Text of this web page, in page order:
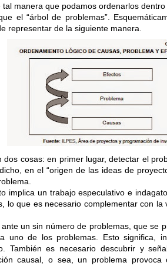
manera que podamos ordenarlos
el “árbol de problemas”.
representar de la siguiente manera.
dos cosas: en primer lugar, detectar el
en el “origen de las ideas de
implica un trabajo especulativo e
lo que es necesario complementar con
un sin número de problemas, que se
uno de los problemas. Esto significa,
También es necesario descubrir y
causal, o sea, un problema